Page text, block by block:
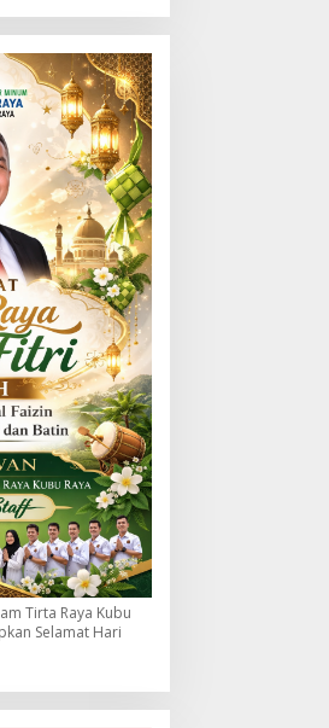
Tirta Raya Kubu
Selamat Hari